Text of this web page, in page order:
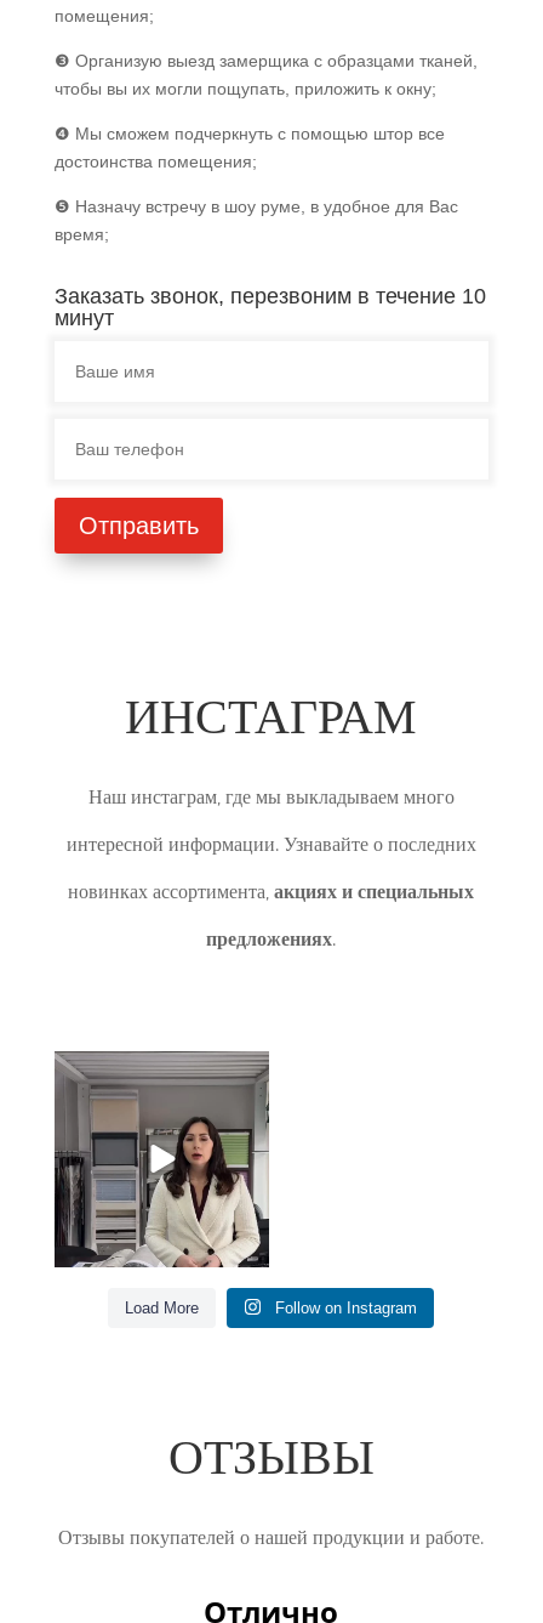
помещения;
❸ Организую выезд замерщика с образцами тканей,
чтобы вы их могли пощупать, приложить к окну;
❹ Мы сможем подчеркнуть с помощью штор все
достоинства помещения;
❺ Назначу встречу в шоу руме, в удобное для Вас
время;
Заказать звонок, перезвоним в течение 10
минут
ИНСТАГРАМ
Наш инстаграм, где мы выкладываем много
интересной информации. Узнавайте о последних
новинках ассортимента,акциях и специальных
предложениях.
Правильний спосіб повішання
штор 🙌🏻
Load More Follow on Instagram
ОТЗЫВЫ
Отзывы покупателей о нашей продукции и работе.
Отлично